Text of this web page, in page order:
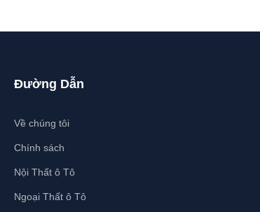
Đường Dẫn
Về chúng tôi
Chính sách
Nội Thất ô Tô
Ngoại Thất ô Tô